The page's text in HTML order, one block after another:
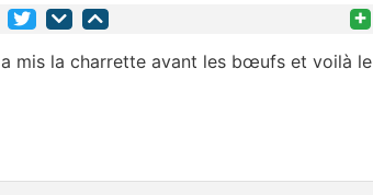
+
a mis la charrette avant les bœufs et voilà le